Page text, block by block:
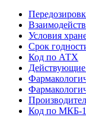
Условия
Срок
Код по АТХ
Действующие
Код по МКБ-